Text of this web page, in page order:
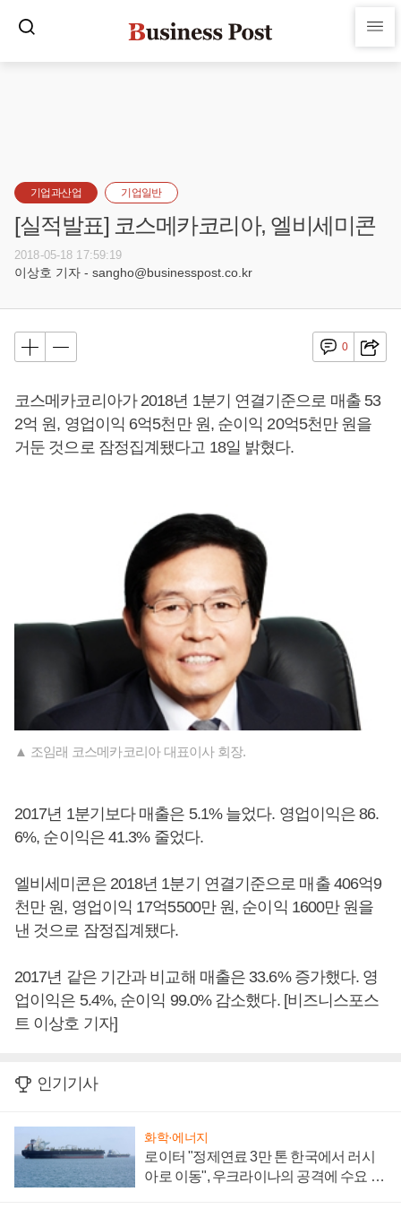
기업과산업 기업일반
[실적발표] 코스메카코리아, 엘비세미콘
2018-05-18 17:59:19
이상호 기자 - sangho@businesspost.co.kr
0
코스메카코리아가 2018년 1분기 연결기준으로 매출 53
2억 원, 영업이익 6억5천만 원, 순이익 20억5천만 원을
거둔 것으로 잠정집계됐다고 18일 밝혔다.
▲ 조임래 코스메카코리아 대표이사 회장.
2017년 1분기보다 매출은 5.1% 늘었다. 영업이익은 86.
6%, 순이익은 41.3% 줄었다.
엘비세미콘은 2018년 1분기 연결기준으로 매출 406억9
천만 원, 영업이익 17억5500만 원, 순이익 1600만 원을
낸 것으로 잠정집계됐다.
2017년 같은 기간과 비교해 매출은 33.6% 증가했다. 영
업이익은 5.4%, 순이익 99.0% 감소했다. [비즈니스포스
트 이상호 기자]
인기기사
화학·에너지
로이터 "정제연료 3만 톤 한국에서 러시
아로 이동", 우크라이나의 공격에 수요 늘